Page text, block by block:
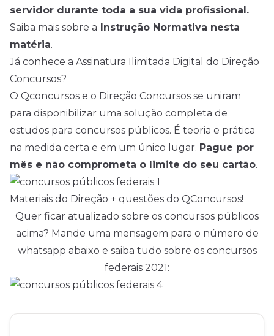
servidor durante toda a sua vida profissional.
Saiba mais sobre a Instrução Normativa nesta
matéria.
Já conhece a Assinatura Ilimitada Digital do Direção
Concursos?
O Qconcursos e o Direção Concursos se uniram
para disponibilizar uma solução completa de
estudos para concursos públicos. É teoria e prática
na medida certa e em um único lugar. Pague por
mês e não comprometa o limite do seu cartão.
Materiais do Direção + questões do QConcursos!
Quer ficar atualizado sobre os concursos públicos
acima? Mande uma mensagem para o número de
whatsapp abaixo e saiba tudo sobre os concursos
federais 2021: